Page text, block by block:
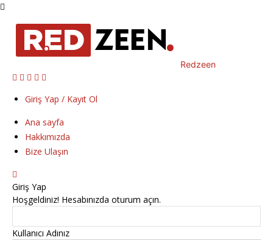
Redzeen
Giriş Yap / Kayıt Ol
Ana sayfa
Hakkımızda
Bize Ulaşın
Giriş Yap
Hoşgeldiniz! Hesabınızda oturum açın.
Kullanıcı Adınız